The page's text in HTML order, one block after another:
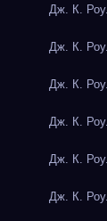
Дж. К.
Дж. К.
Дж. К.
Дж. К.
Дж. К.
Дж. К.